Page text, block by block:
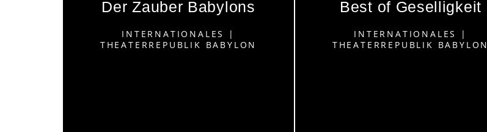
Der Zauber Babylons
INTERNATIONALES
|
THEATERREPUBLIK BABYLON
Best of Geselligkeit
INTERNATIONALES
|
THEATERREPUBLIK BABYLON